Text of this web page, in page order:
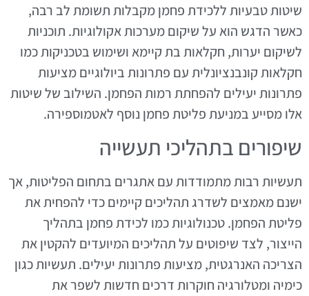
שיטות טבעיות ללכידת פחמן מקבלות תשומת לב רבה,
כאשר הדגש הוא על שיקום מערכות אקולוגיות. תוכניות
לשיקום יערות, חקלאות בת קיימא ושימוש בטכניקות כמו
חקלאות קונבנציונלית עם פתרונות ביולוגיים מציעות
פתרונות יעילים להפחתת רמות הפחמן. השילוב של שיטות
אלו מסייע במניעת פליטת פחמן נוסף לאטמוספירה.
שיפורים בתהליכי תעשייה
תעשיות רבות מתמודדות עם אתגרים בתחום הפליטות, אך
ישנם מאמצים לשדרג תהליכים קיימים כדי להפחית את
פליטת הפחמן. טכנולוגיות כמו לכידת פחמן בתהליך
הייצור, לצד שיפוטים על תהליכים המיועדים להקטין את
הצריכה האנרגטית, מציעות פתרונות יעילים. תעשיות כגון
כימיה ומטלורגיה חוקרות דרכים חדשות לשפר את